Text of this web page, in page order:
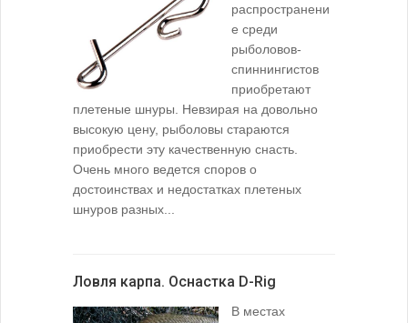
распространени
е среди
рыболовов-
спиннингистов
приобретают
плетеные шнуры. Невзирая на довольно
высокую цену, рыболовы стараются
приобрести эту качественную снасть.
Очень много ведется споров о
достоинствах и недостатках плетеных
шнуров разных...
Ловля карпа. Оснастка D-Rig
В местах